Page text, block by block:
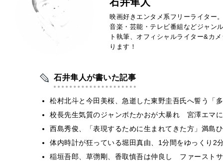
映画好きエンタメ系フリーライター
音楽・芸能・テレビ番組などジャン
ト執筆、オフィシャルライター&カ
ります！
石井隼人が書いた記事
松村北斗と今田美桜、急逝した東野圭吾氏へ誓う「
校長先生気質のジャンボたかおが大暴れ 宮澤エマ
西島秀俊、「表現するために生まれてきた方」満島
体内時計が狂っている堀田真由、1分間をゆっくり2
稲垣吾郎、草彅剛、香取慎吾は仲良し ファースト